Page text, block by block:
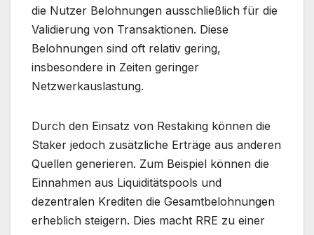
die Nutzer Belohnungen ausschließlich für die
Validierung von Transaktionen. Diese
Belohnungen sind oft relativ gering,
insbesondere in Zeiten geringer
Netzwerkauslastung.
Durch den Einsatz von Restaking können die
Staker jedoch zusätzliche Erträge aus anderen
Quellen generieren. Zum Beispiel können die
Einnahmen aus Liquiditätspools und
dezentralen Krediten die Gesamtbelohnungen
erheblich steigern. Dies macht RRE zu einer